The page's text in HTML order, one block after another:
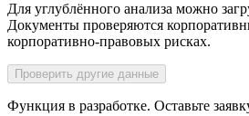
Для углублённого анализа можно
Документы проверяются
корпоративно-правовых рисках.
Проверить другие данные
Функция в разработке. Оставьте